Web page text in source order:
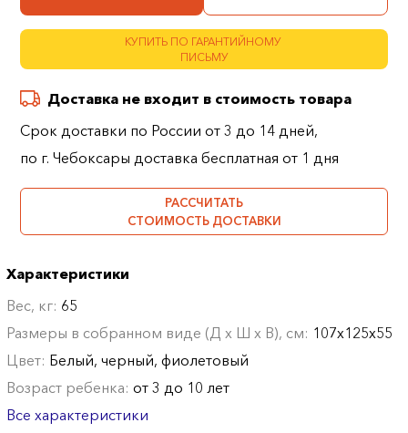
КУПИТЬ ПО ГАРАНТИЙНОМУ
ПИСЬМУ
Доставка не входит в стоимость товара
Срок доставки по России от 3 до 14 дней,
по г. Чебоксары доставка бесплатная от 1 дня
РАССЧИТАТЬ
СТОИМОСТЬ ДОСТАВКИ
Характеристики
Вес, кг: 65
Размеры в собранном виде (Д х Ш х В), см: 107х125х55
Цвет: Белый, черный, фиолетовый
Возраст ребенка:от 3 до 10 лет
Все характеристики